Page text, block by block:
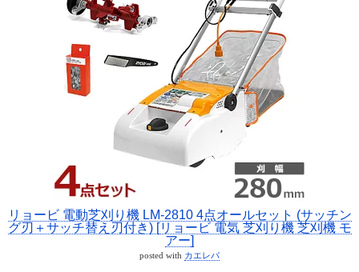
リョービ 電動芝刈り機 LM-2810 4点オールセット (サッチン
グ刃＋サッチ替え刃付き) [リョービ 電気 芝刈り機 芝刈機 モ
アー]
posted with カエレバ